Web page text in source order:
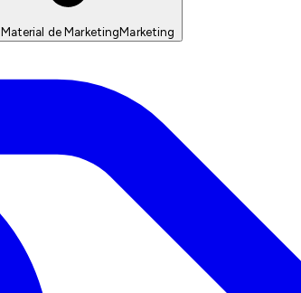
Material de MarketingMarketing